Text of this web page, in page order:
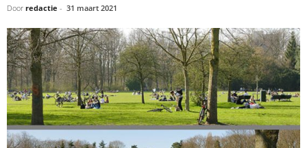
Door redactie - 31 maart 2021